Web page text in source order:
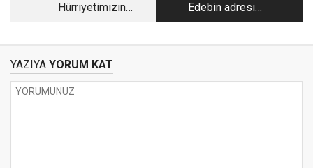
Hürriyetimizin
Edebin adresi
Efendimizdir
YAZIYA YORUM KAT